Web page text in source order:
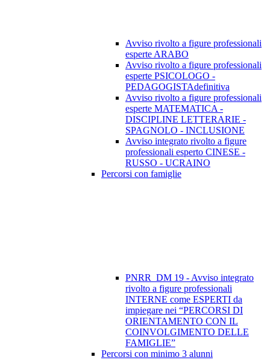
Avviso rivolto a figure professionali
esperte ARABO
Avviso rivolto a figure professionali
esperte PSICOLOGO -
PEDAGOGISTAdefinitiva
Avviso rivolto a figure professionali
esperte MATEMATICA -
DISCIPLINE LETTERARIE -
SPAGNOLO - INCLUSIONE
Avviso integrato rivolto a figure
professionali esperto CINESE -
RUSSO - UCRAINO
Percorsi con famiglie
PNRR_DM 19 - Avviso integrato
rivolto a figure professionali
INTERNE come ESPERTI da
impiegare nei “PERCORSI DI
ORIENTAMENTO CON IL
COINVOLGIMENTO DELLE
FAMIGLIE”
Percorsi con minimo 3 alunni